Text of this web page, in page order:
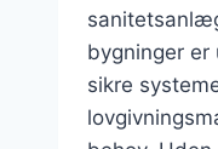
bygninger
sikre